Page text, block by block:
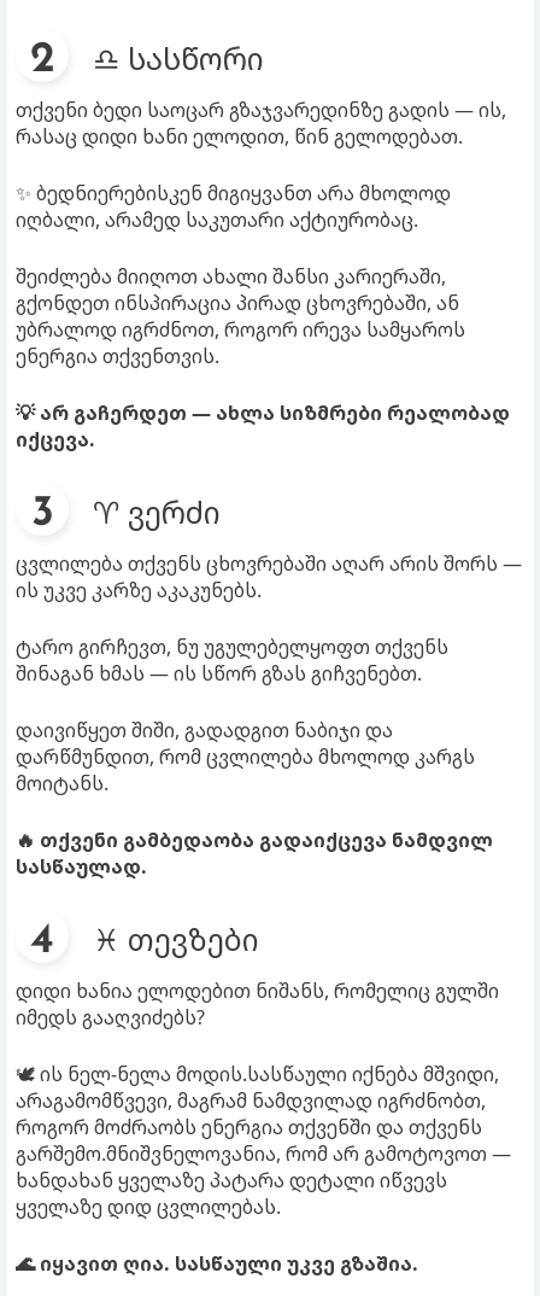
♎ სასწორი
თქვენი ბედი საოცარ გზაჯვარედინზე გადის — ის,
რასაც დიდი ხანი ელოდით, წინ გელოდებათ.
✨ ბედნიერებისკენ მიგიყვანთ არა მხოლოდ
იღბალი, არამედ საკუთარი აქტიურობაც.
შეიძლება მიიღოთ ახალი შანსი კარიერაში,
გქონდეთ ინსპირაცია პირად ცხოვრებაში, ან
უბრალოდ იგრძნოთ, როგორ ირევა სამყაროს
ენერგია თქვენთვის.
💡 არ გაჩერდეთ — ახლა სიზმრები რეალობად
იქცევა.
♈ ვერძი
ცვლილება თქვენს ცხოვრებაში აღარ არის შორს —
ის უკვე კარზე აკაკუნებს.
ტარო გირჩევთ, ნუ უგულებელყოფთ თქვენს
შინაგან ხმას — ის სწორ გზას გიჩვენებთ.
დაივიწყეთ შიში, გადადგით ნაბიჯი და
დარწმუნდით, რომ ცვლილება მხოლოდ კარგს
მოიტანს.
🔥 თქვენი გამბედაობა გადაიქცევა ნამდვილ
სასწაულად.
♓ თევზები
დიდი ხანია ელოდებით ნიშანს, რომელიც გულში
იმედს გააღვიძებს?
🕊️ ის ნელ-ნელა მოდის.სასწაული იქნება მშვიდი,
არაგამომწვევი, მაგრამ ნამდვილად იგრძნობთ,
როგორ მოძრაობს ენერგია თქვენში და თქვენს
გარშემო.მნიშვნელოვანია, რომ არ გამოტოვოთ —
ხანდახან ყველაზე პატარა დეტალი იწვევს
ყველაზე დიდ ცვლილებას.
🌊 იყავით ღია. სასწაული უკვე გზაშია.